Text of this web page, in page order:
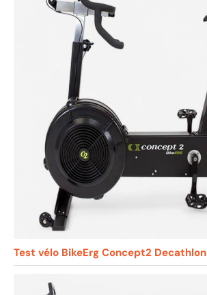
Test vélo BikeErg Concept2 Decathlon